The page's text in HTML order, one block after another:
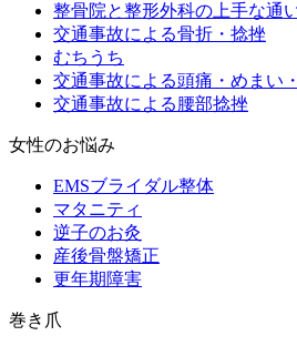
整骨院と整形外科の上手な通
交通事故による骨折・捻挫
むちうち
交通事故による頭痛・めまい
交通事故による腰部捻挫
女性のお悩み
EMSブライダル整体
マタニティ
逆子のお灸
産後骨盤矯正
更年期障害
巻き爪